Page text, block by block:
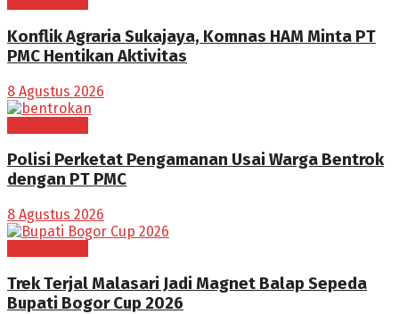
Konflik Agraria Sukajaya, Komnas HAM Minta PT
PMC Hentikan Aktivitas
8 Agustus 2026
Polisi Perketat Pengamanan Usai Warga Bentrok
dengan PT PMC
8 Agustus 2026
Trek Terjal Malasari Jadi Magnet Balap Sepeda
Bupati Bogor Cup 2026